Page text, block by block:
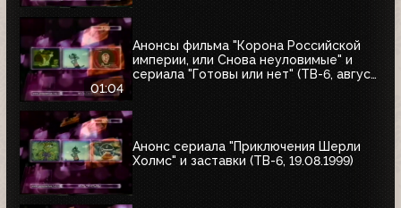
01:04
Анонсы фильма "Корона Российской
империи, или Снова неуловимые" и
сериала "Готовы или нет" (ТВ-6, август
Анонс сериала "Приключения Шерли
Холмс" и заставки (ТВ-6, 19.08.1999)